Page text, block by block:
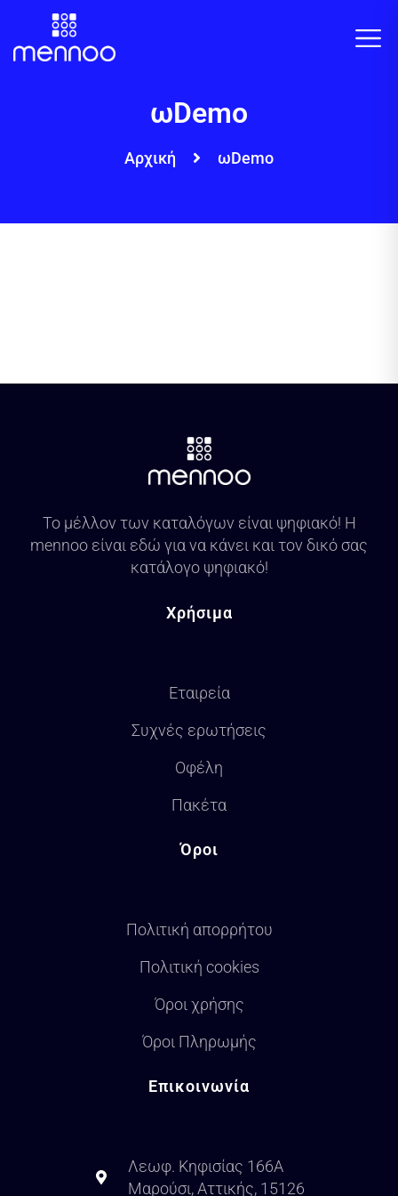
ωDemo
Αρχική ωDemo
Το μέλλον των καταλόγων είναι ψηφιακό! Η
mennoo είναι εδώ για να κάνει και τον δικό σας
κατάλογο ψηφιακό!
Χρήσιμα
Εταιρεία
Συχνές ερωτήσεις
Οφέλη
Πακέτα
Όροι
Πολιτική απορρήτου
Πολιτική cookies
Όροι χρήσης
Όροι Πληρωμής
Επικοινωνία
Λεωφ. Κηφισίας 166Α
Μαρούσι, Αττικής, 15126